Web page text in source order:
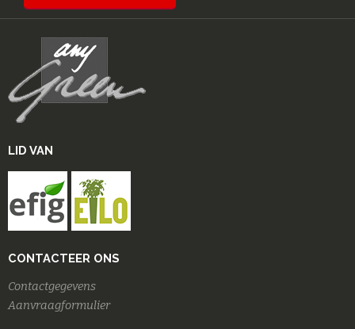
LID VAN
CONTACTEER ONS
Contactgegevens
Aanvraagformulier